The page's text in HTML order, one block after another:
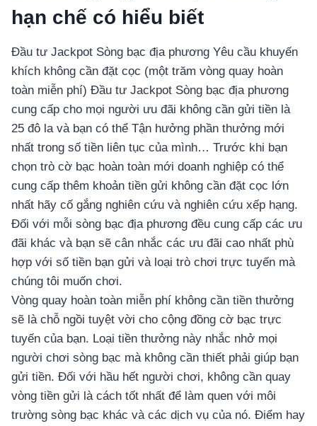
hạn chế có hiểu biết
Đầu tư Jackpot Sòng bạc địa phương Yêu cầu khuyến
khích không cần đặt cọc (một trăm vòng quay hoàn
toàn miễn phí) Đầu tư Jackpot Sòng bạc địa phương
cung cấp cho mọi người ưu đãi không cần gửi tiền là
25 đô la và bạn có thể Tận hưởng phần thưởng mới
nhất trong số tiền liên tục của mình… Trước khi bạn
chọn trò cờ bạc hoàn toàn mới doanh nghiệp có thể
cung cấp thêm khoản tiền gửi không cần đặt cọc lớn
nhất hãy cố gắng nghiên cứu và nghiên cứu xếp hạng.
Đối với mỗi sòng bạc địa phương đều cung cấp các ưu
đãi khác và bạn sẽ cân nhắc các ưu đãi cao nhất phù
hợp với số tiền bạn gửi và loại trò chơi trực tuyến mà
chúng tôi muốn chơi.
Vòng quay hoàn toàn miễn phí không cần tiền thưởng
sẽ là chỗ ngồi tuyệt vời cho cộng đồng cờ bạc trực
tuyến của bạn. Loại tiền thưởng này nhắc nhở mọi
người chơi sòng bạc mà không cần thiết phải giúp bạn
gửi tiền. Đối với hầu hết người chơi, không cần quay
vòng tiền gửi là cách tốt nhất để làm quen với môi
trường sòng bạc khác và các dịch vụ của nó. Điểm hay